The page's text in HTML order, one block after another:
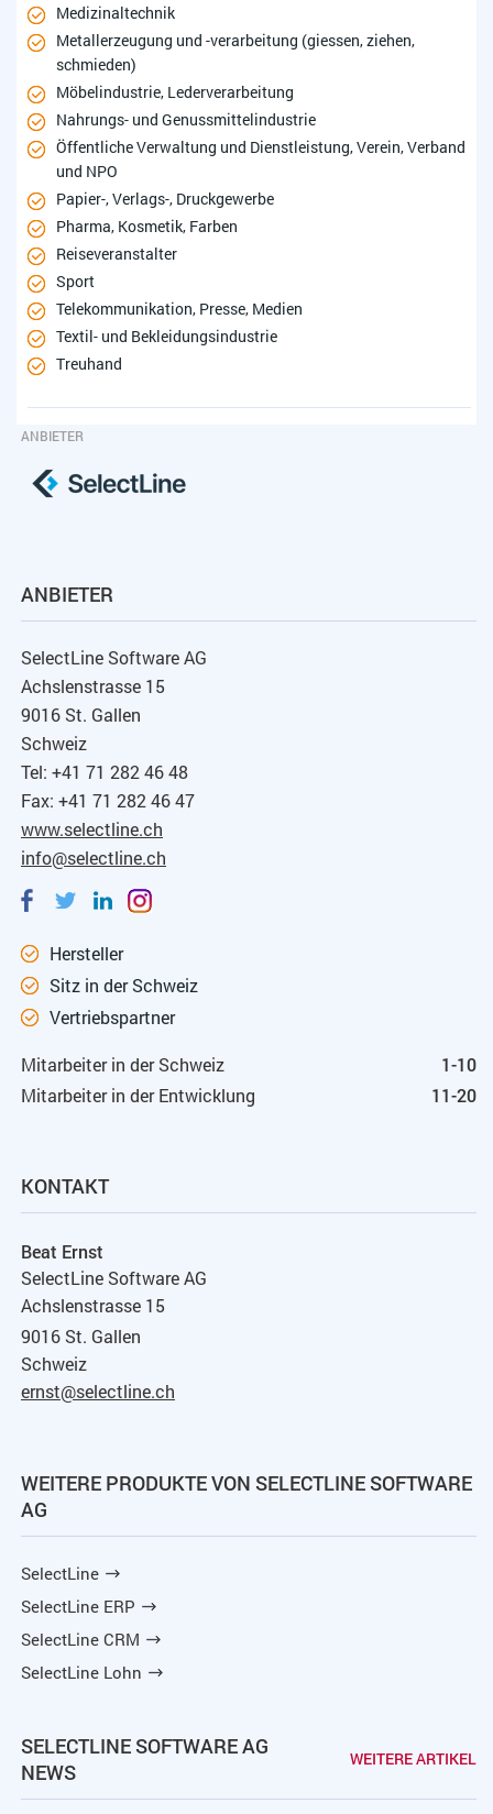
Medizinaltechnik
Metallerzeugung und -verarbeitung (giessen, ziehen,
schmieden)
Möbelindustrie, Lederverarbeitung
Nahrungs- und Genussmittelindustrie
Öffentliche Verwaltung und Dienstleistung, Verein, Verband
und NPO
Papier-, Verlags-, Druckgewerbe
Pharma, Kosmetik, Farben
Reiseveranstalter
Sport
Telekommunikation, Presse, Medien
Textil- und Bekleidungsindustrie
Treuhand
ANBIETER
ANBIETER
SelectLine Software AG
Achslenstrasse 15
9016 St. Gallen
Schweiz
Tel: +41 71 282 46 48
Fax: +41 71 282 46 47
www.selectline.ch
info@selectline.ch
Hersteller
Sitz in der Schweiz
Vertriebspartner
Mitarbeiter in der Schweiz
1-10
Mitarbeiter in der Entwicklung
11-20
KONTAKT
Beat Ernst
SelectLine Software AG
Achslenstrasse 15
9016 St. Gallen
Schweiz
ernst@selectline.ch
WEITERE PRODUKTE VON SELECTLINE SOFTWARE
AG
SelectLine
SelectLine ERP
SelectLine CRM
SelectLine Lohn
SELECTLINE SOFTWARE AG
NEWS
WEITERE ARTIKEL